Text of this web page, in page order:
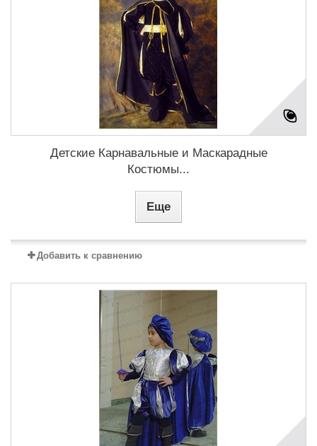
Детские Карнавальные и Маскарадные
Костюмы...
Еще
Добавить к сравнению